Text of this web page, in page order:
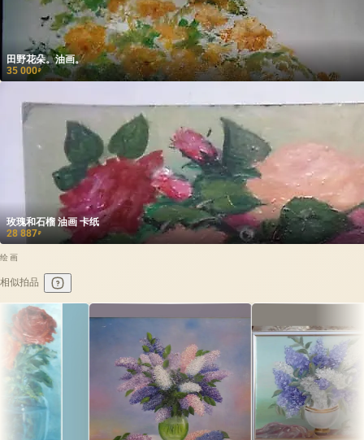
田野花朵。油画。
35 000₽
玫瑰和石榴 油画 卡纸
28 887₽
绘画
相似拍品